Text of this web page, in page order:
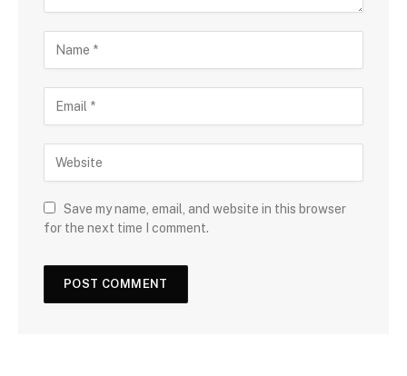
Save my name, email, and website in this browser
for the next time I comment.